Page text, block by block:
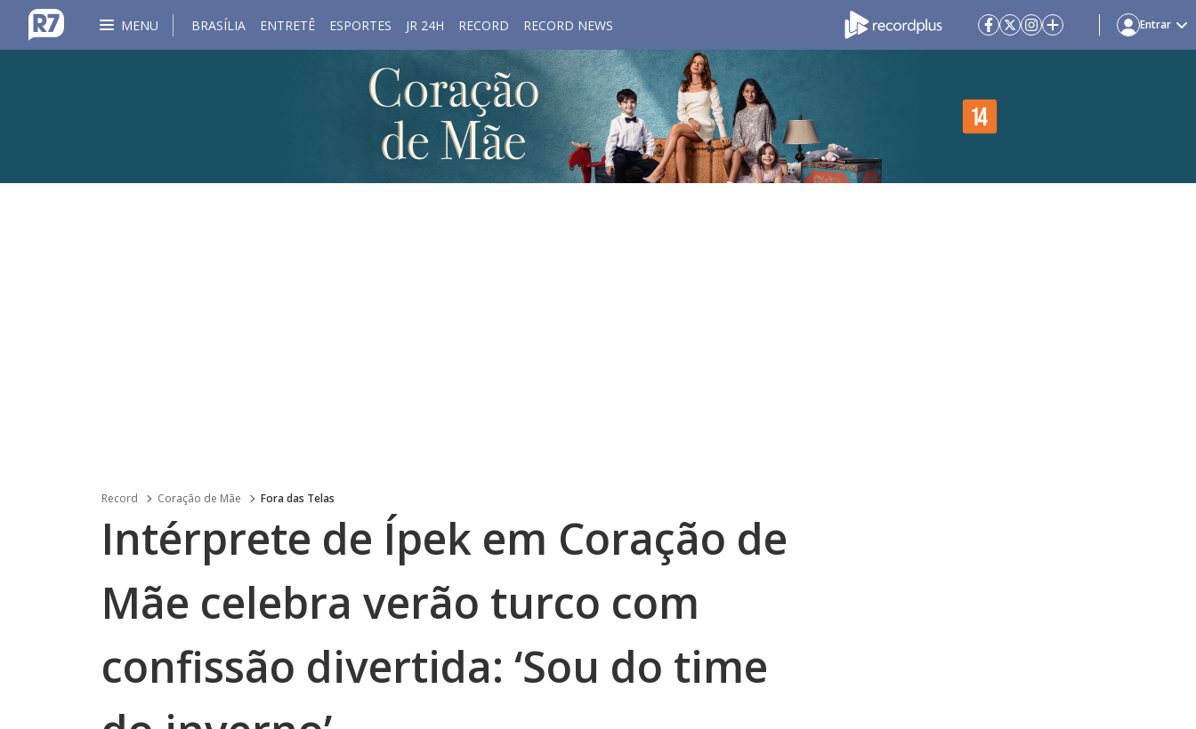
MENU BRASÍLIA ENTRETÊ ESPORTES JR 24H RECORD RECORD NEWS Entrar
Record Coração de Mãe Fora das Telas
Intérprete de Ípek em Coração de
Mãe celebra verão turco com
confissão divertida: ‘Sou do time